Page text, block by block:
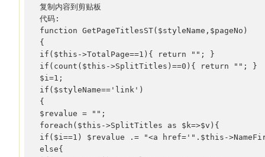
复制内容到剪贴板
代码:
function GetPageTitlesST($styleName,$pageNo)
{
if($this->TotalPage==1){ return ""; }
if(count($this->SplitTitles)==0){ return ""; }
$i=1;
if($styleName=='link')
{
$revalue = "";
foreach($this->SplitTitles as $k=>$v){
if($i==1) $revalue .= "<a href='".$this-
else{